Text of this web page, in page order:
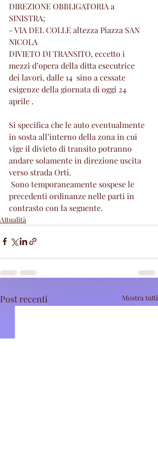
DIREZIONE OBBLIGATORIA a
SINISTRA;
- VIA DEL COLLE altezza Piazza SAN
NICOLA
DIVIETO DI TRANSITO, eccetto i
mezzi d’opera della ditta esecutrice
dei lavori, dalle 14  sino a cessate
esigenze della giornata di oggi 24
aprile .
Si specifica che le auto eventualmente
in sosta all’interno della zona in cui
vige il divieto di transito potranno
andare solamente in direzione uscita
verso strada Orti.
precedenti ordinanze nelle parti in
contrasto con la seguente.
Attualità
Post recenti Mostra tutti